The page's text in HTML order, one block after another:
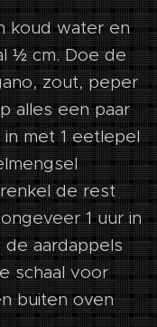
koud water en
½ cm. Doe de
zout, peper
alles een paar
met 1 eetlepel
de rest
1 uur in
aardappels
schaal voor
buiten oven